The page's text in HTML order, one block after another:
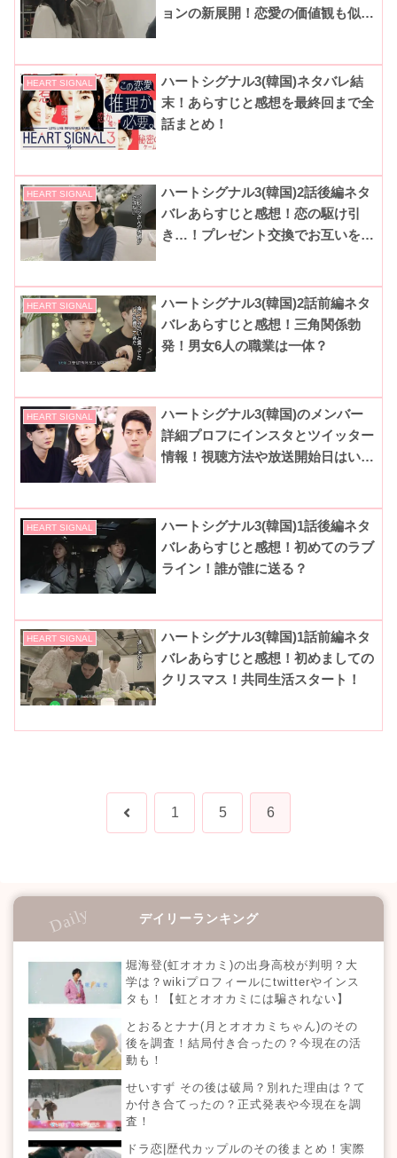
ョンの新展開！恋愛の価値観も似て
HEART SIGNAL
ハートシグナル3(韓国)ネタバレ結
末！あらすじと感想を最終回まで全
話まとめ！
HEART SIGNAL
ハートシグナル3(韓国)2話後編ネタ
バレあらすじと感想！恋の駆け引
き…！プレゼント交換でお互いを知
HEART SIGNAL
ハートシグナル3(韓国)2話前編ネタ
バレあらすじと感想！三角関係勃
発！男女6人の職業は一体？
HEART SIGNAL
ハートシグナル3(韓国)のメンバー
詳細プロフにインスタとツイッター
情報！視聴方法や放送開始日はい
HEART SIGNAL
ハートシグナル3(韓国)1話後編ネタ
バレあらすじと感想！初めてのラブ
ライン！誰が誰に送る？
HEART SIGNAL
ハートシグナル3(韓国)1話前編ネタ
バレあらすじと感想！初めましての
クリスマス！共同生活スタート！
前 1 5 6
デイリーランキング
堀海登(虹オオカミ)の出身高校が判明？大
学は？wikiプロフィールにtwitterやインス
タも！【虹とオオカミには騙されない】
とおるとナナ(月とオオカミちゃん)のその
後を調査！結局付き合ったの？今現在の活
動も！
せいすず その後は破局？別れた理由は？て
か付き合てったの？正式発表や今現在を調
査！
ドラ恋|歴代カップルのその後まとめ！実際